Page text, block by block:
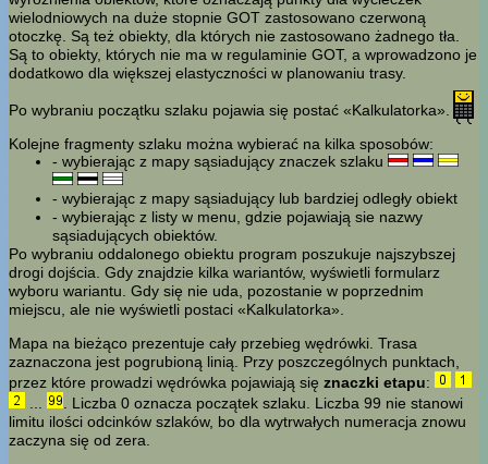
wielodniowych na duże stopnie GOT zastosowano czerwoną
otoczkę. Są też obiekty, dla których nie zastosowano żadnego tła.
Są to obiekty, których nie ma w regulaminie GOT, a wprowadzono je
dodatkowo dla większej elastyczności w planowaniu trasy.
Po wybraniu początku szlaku pojawia się postać «Kalkulatorka».
Kolejne fragmenty szlaku można wybierać na kilka sposobów:
- wybierając z mapy sąsiadujący znaczek szlaku
- wybierając z mapy sąsiadujący lub bardziej odległy obiekt
- wybierając z listy w menu, gdzie pojawiają sie nazwy
sąsiadujących obiektów.
Po wybraniu oddalonego obiektu program poszukuje najszybszej
drogi dojścia. Gdy znajdzie kilka wariantów, wyświetli formularz
wyboru wariantu. Gdy się nie uda, pozostanie w poprzednim
miejscu, ale nie wyświetli postaci «Kalkulatorka».
Mapa na bieżąco prezentuje cały przebieg wędrówki. Trasa
zaznaczona jest pogrubioną linią. Przy poszczególnych punktach,
przez które prowadzi wędrówka pojawiają się znaczki etapu:
. Liczba 0 oznacza początek szlaku. Liczba 99 nie stanowi
limitu ilości odcinków szlaków, bo dla wytrwałych numeracja znowu
zaczyna się od zera.